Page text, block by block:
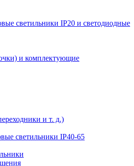
светильники IP20 и светодиодные
и комплектующие
и т. д.)
светильники IP40-65